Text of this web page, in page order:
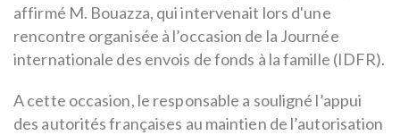
affirmé M. Bouazza, qui intervenait lors d'une
rencontre organisée à l’occasion de la Journée
internationale des envois de fonds à la famille (IDFR).
A cette occasion, le responsable a souligné l’appui
des autorités françaises au maintien de l’autorisation